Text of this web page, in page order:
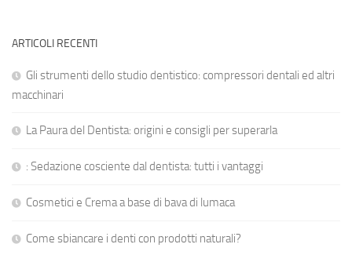
ARTICOLI RECENTI
Gli strumenti dello studio dentistico: compressori dentali ed altri
macchinari
La Paura del Dentista: origini e consigli per superarla
: Sedazione cosciente dal dentista: tutti i vantaggi
Cosmetici e Crema a base di bava di lumaca
Come sbiancare i denti con prodotti naturali?